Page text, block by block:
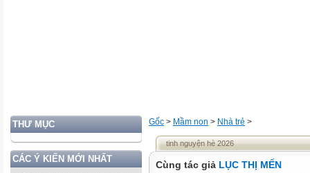
THƯ MỤC
CÁC Ý KIẾN MỚI NHẤT
Gốc > Mầm non > Nhà trẻ >
tinh nguyện hè 2026
Cùng tác giả LỤC THỊ MẾN